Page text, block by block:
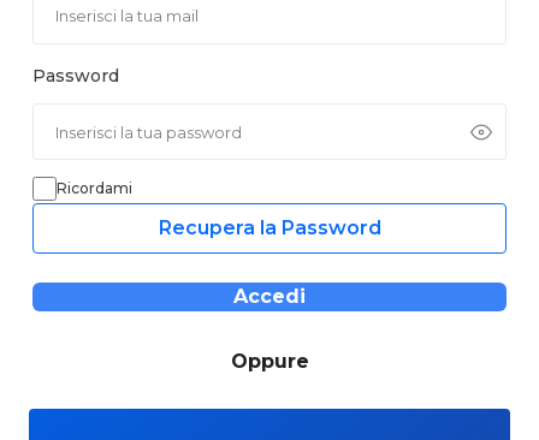
Password
Ricordami
Recupera la Password
Accedi
Oppure